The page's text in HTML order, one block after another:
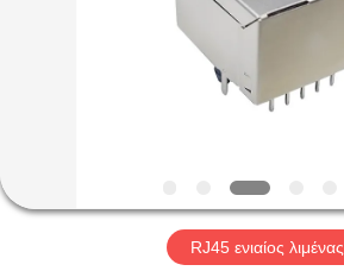
ΠΡΟΪΌΝΤΑ
ΠΕΡΊΠΟΥ
RJ45 ενιαίος λιμένας